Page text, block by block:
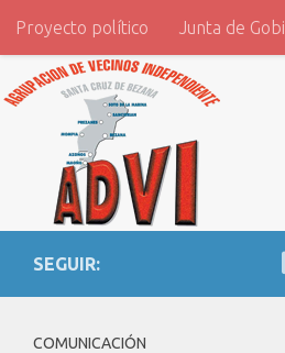
Saltar al contenido
Proyecto político Junta de
ADVI
SEGUIR:
COMUNICACIÓN